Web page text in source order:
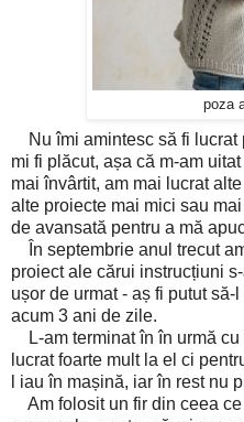
poza
Nu îmi amintesc să fi lucrat
mi fi plăcut, așa că m-am
mai învârtit, am mai lucrat
alte proiecte mai mici sau
de avansată pentru a mă
În septembrie anul trecut
proiect ale cărui instrucțiuni
ușor de urmat - aș fi putut
acum 3 ani de zile.
L-am terminat în în urmă cu
lucrat foarte mult la el ci
l iau în mașină, iar în rest nu
Am folosit un fir din ceea